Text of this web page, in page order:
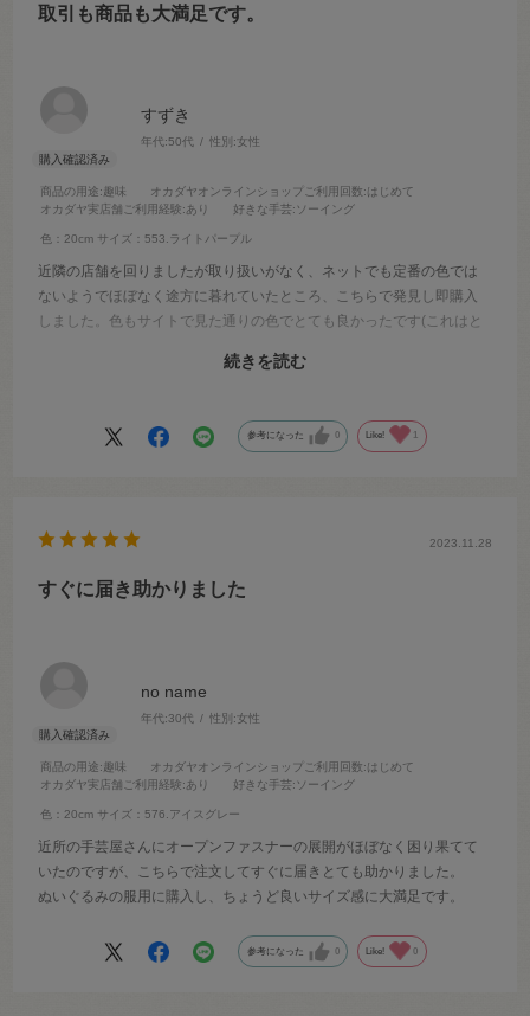
すずき
年代:50代 性別:女性
商品の用途:趣味 オカダヤオンラインショップご利用回数:はじめて
オカダヤ実店舗ご利用経験:あり 好きな手芸:ソーイング
色：20cm サイズ：553.ライトパープル
取引も商品も大満足です。
近隣の店舗を回りましたが取り扱いがなく、ネットでも定番の色では
ないようでほぼなく途方に暮れていたところ、こちらで発見し即購入
しました。色もサイトで見た通りの色でとても良かったです(これはと
進捗状況をメールで丁寧にお知らせしていただいたので安心して待つ
続きを読む
参考になった 0 Like! 1
no name
年代:30代 性別:女性
商品の用途:趣味 オカダヤオンラインショップご利用回数:はじめて
オカダヤ実店舗ご利用経験:あり 好きな手芸:ソーイング
色：20cm サイズ：576.アイスグレー
2023.11.28
すぐに届き助かりました
近所の手芸屋さんにオープンファスナーの展開がほぼなく困り果てて
いたのですが、こちらで注文してすぐに届きとても助かりました。
ぬいぐるみの服用に購入し、ちょうど良いサイズ感に大満足です。
参考になった 0 Like! 0